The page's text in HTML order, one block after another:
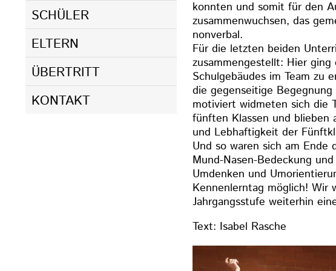
konnten und somit für den
zusammenwuchsen, das
nonverbal.
Für die letzten beiden
zusammengestellt: Hier
Schulgebäudes im Team zu
die gegenseitige
motiviert widmeten sich die
fünften Klassen und blieben
und Lebhaftigkeit der
Und so waren sich am
Mund-Nasen-Bedeckung
Umdenken und
Kennenlerntag möglich! Wir
Jahrgangsstufe weiterhin
Text: Isabel Rasche
SCHÜLER
ELTERN
ÜBERTRITT
KONTAKT